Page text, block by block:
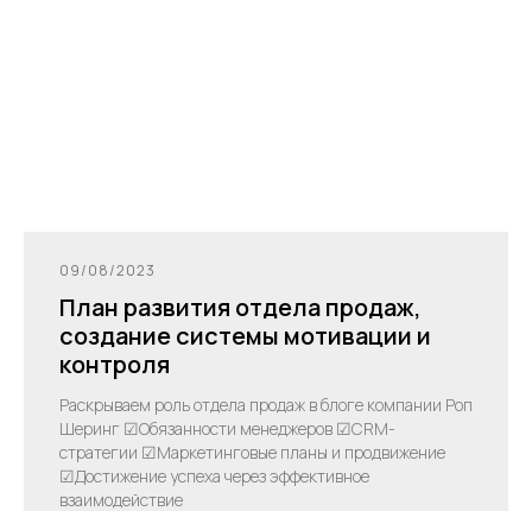
09/08/2023
План развития отдела продаж,
создание системы мотивации и
контроля
Раскрываем роль отдела продаж в блоге компании Роп
Шеринг ☑Обязанности менеджеров ☑CRM-
стратегии ☑Маркетинговые планы и продвижение
☑Достижение успеха через эффективное
взаимодействие